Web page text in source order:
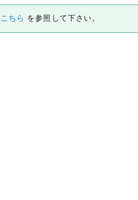
こちら を参照して下さい。